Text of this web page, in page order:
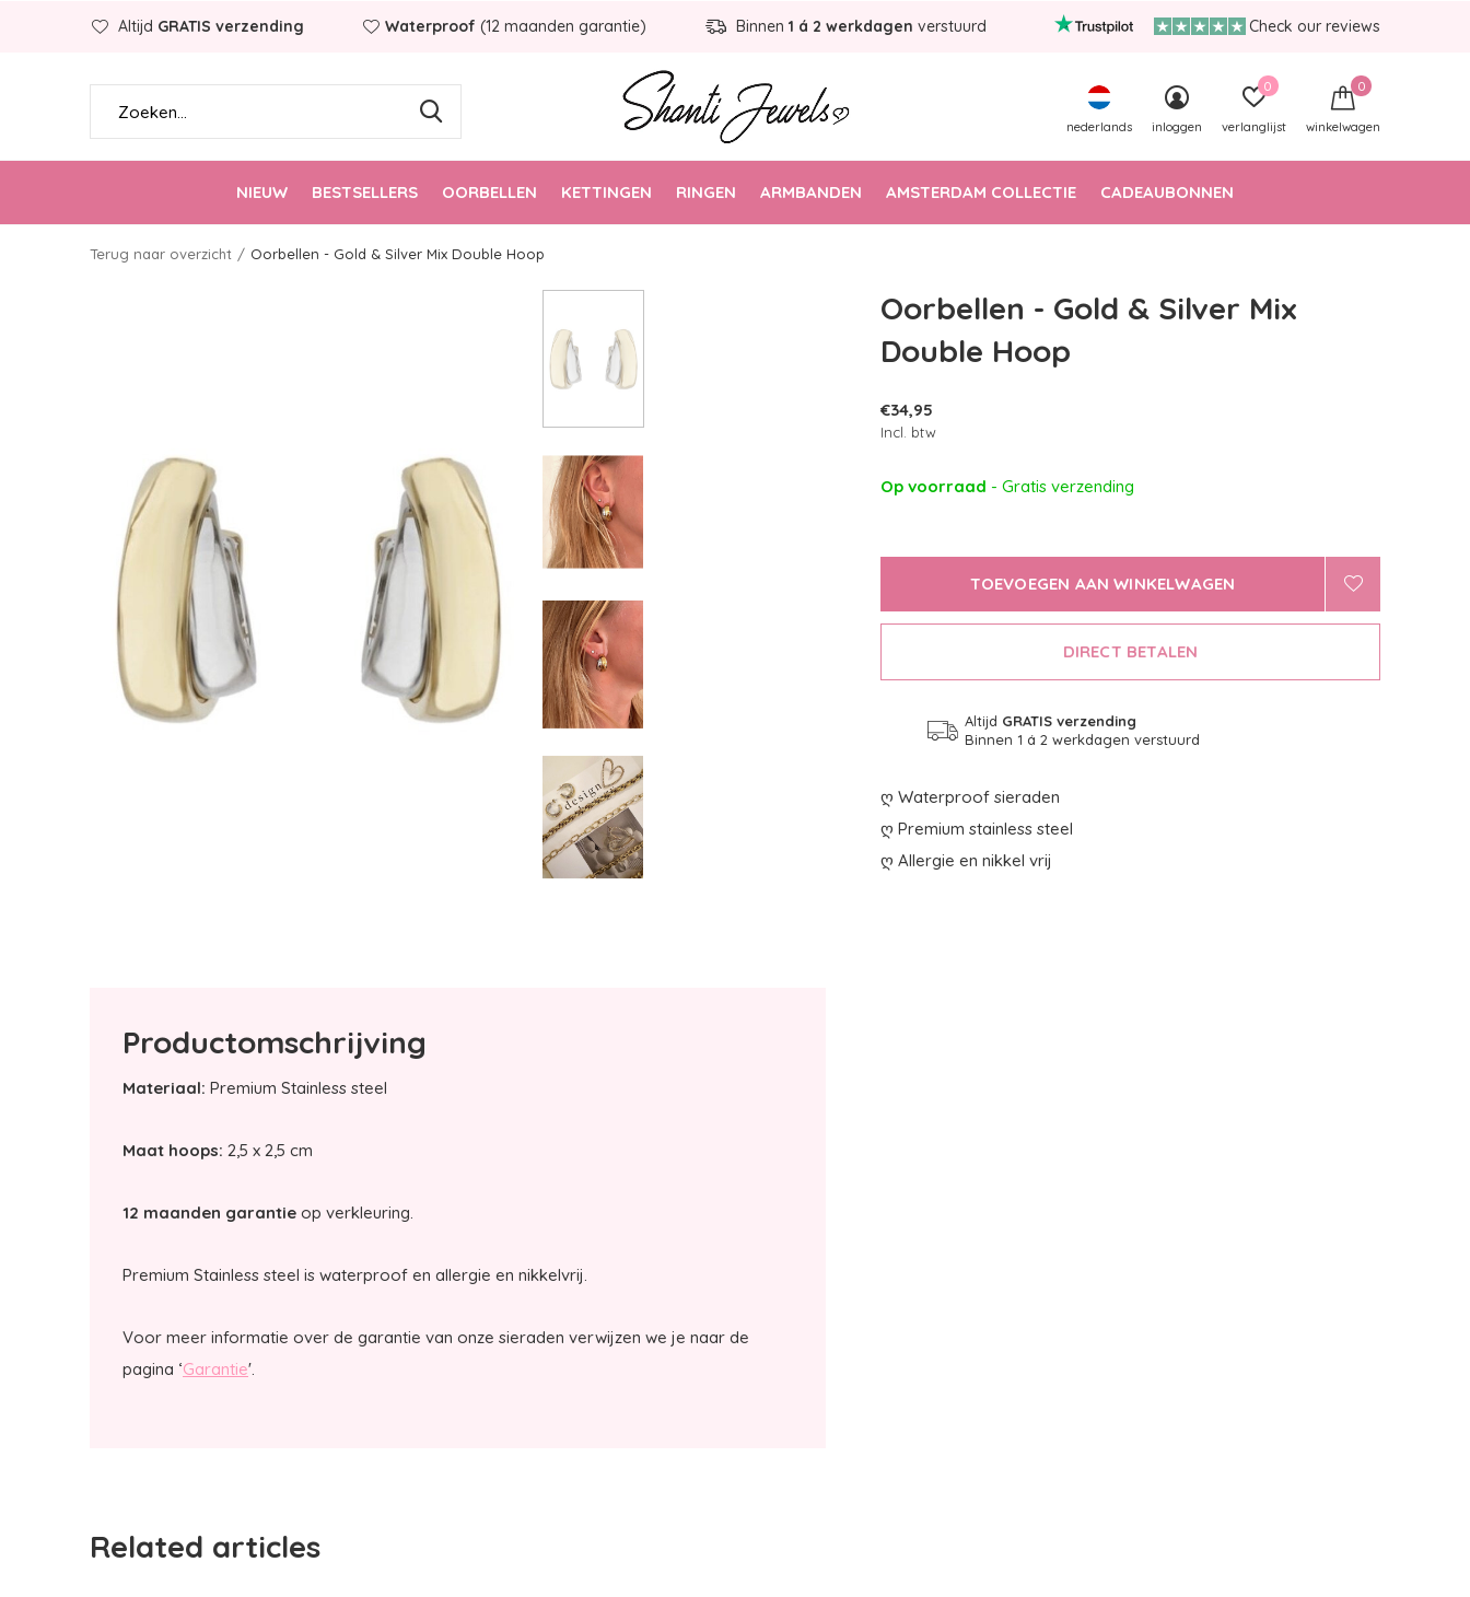
NIEUW BESTSELLERS OORBELLEN KETTINGEN RINGEN ARMBANDEN AMSTERDAM COLLECTIE CADEAUBONNEN
nederlands inloggen verlanglijst
0
winkelwagen
0
Altijd GRATIS verzending Waterproof (12 maanden garantie) Binnen 1 á 2 werkdagen verstuurd Check our reviews
Terug naar overzicht Oorbellen - Gold & Silver Mix Double Hoop
Oorbellen - Gold & Silver Mix
Double Hoop
€34,95
Incl. btw
Op voorraad - Gratis verzending
TOEVOEGEN AAN WINKELWAGEN
DIRECT BETALEN
Altijd GRATIS verzending
Binnen 1 á 2 werkdagen verstuurd
ღ Waterproof sieraden
ღ Premium stainless steel
ღ Allergie en nikkel vrij
Productomschrijving
Materiaal: Premium Stainless steel
Maat hoops: 2,5 x 2,5 cm
12 maanden garantie op verkleuring.
Premium Stainless steel is waterproof en allergie en nikkelvrij.
Voor meer informatie over de garantie van onze sieraden verwijzen we je naar de
pagina ‘Garantie'.
Related articles